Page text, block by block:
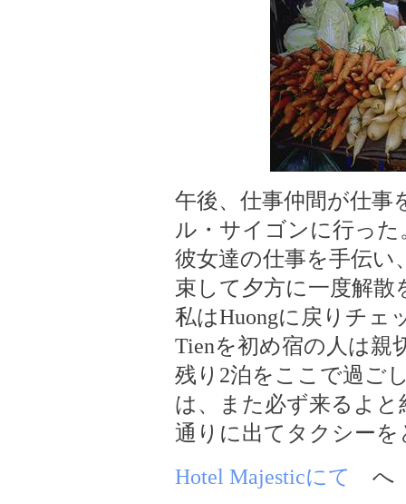
午後、仕事仲間が仕
ル・サイゴンに行った
彼女達の仕事を手伝い
束して夕方に一度解散
私はHuongに戻りチェ
Tienを初め宿の人は親
残り2泊をここで過ご
は、また必ず来るよ
通りに出てタクシーを
Hotel Majesticにて
へ